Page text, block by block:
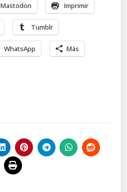
Mastodon Imprimir
Tumblr
WhatsApp Más